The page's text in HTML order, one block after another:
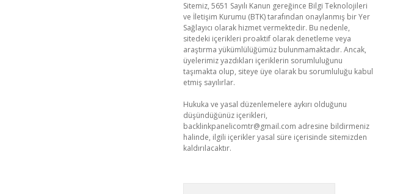
Sitemiz, 5651 Sayılı Kanun gereğince Bilgi Teknolojileri
ve İletişim Kurumu (BTK) tarafından onaylanmış bir Yer
Sağlayıcı olarak hizmet vermektedir. Bu nedenle,
sitedeki içerikleri proaktif olarak denetleme veya
araştırma yükümlülüğümüz bulunmamaktadır. Ancak,
üyelerimiz yazdıkları içeriklerin sorumluluğunu
taşımakta olup, siteye üye olarak bu sorumluluğu kabul
etmiş sayılırlar.
Hukuka ve yasal düzenlemelere aykırı olduğunu
düşündüğünüz içerikleri,
backlinkpanelicomtr@gmail.com adresine bildirmeniz
halinde, ilgili içerikler yasal süre içerisinde sitemizden
kaldırılacaktır.